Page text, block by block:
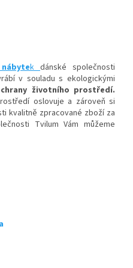
k dánské společnosti
v souladu s ekologickými
životního prostředí.
oslovuje a zároveň si
kvalitně zpracované zboží za
Tvilum Vám můžeme